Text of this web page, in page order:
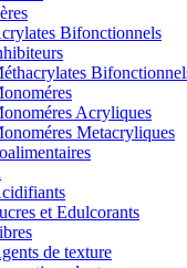
Bifonctionnels
Acryliques
Metacryliques
et Edulcorants
de texture